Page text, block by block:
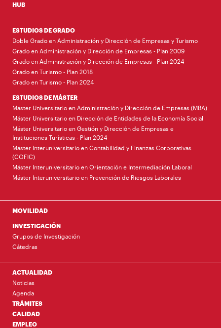
HUB
ESTUDIOS DE GRADO
Doble Grado en Administración y Dirección de Empresas y Turismo
Grado en Administración y Dirección de Empresas - Plan 2009
Grado en Administración y Dirección de Empresas - Plan 2024
Grado en Turismo - Plan 2018
Grado en Turismo - Plan 2024
ESTUDIOS DE MÁSTER
Máster Universitario en Administración y Dirección de Empresas (MBA)
Máster Universitario en Dirección de Entidades de la Economía Social
Máster Universitario en Gestión y Dirección de Empresas e
Instituciones Turísticas - Plan 2024
Máster Interuniversitario en Contabilidad y Finanzas Corporativas
(COFIC)
Máster Interuniversitario en Orientación e Intermediación Laboral
Máster Interuniversitario en Prevención de Riesgos Laborales
MOVILIDAD
INVESTIGACIÓN
Grupos de Investigación
Cátedras
ACTUALIDAD
Noticias
Agenda
TRÁMITES
CALIDAD
EMPLEO